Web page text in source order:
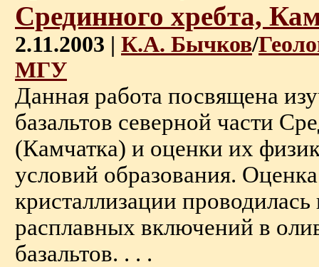
Срединного хребта,
2.11.2003 | К.А. Бычков/
МГУ
Данная работа посвящена
базальтов северной части
(Камчатка) и оценки их
условий образования.
кристаллизации проводилась
расплавных включений в
базальтов. . . .